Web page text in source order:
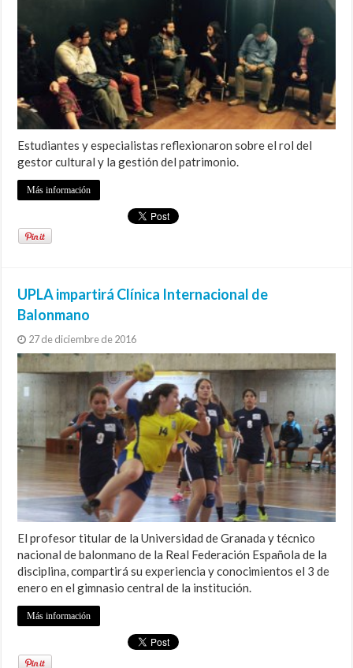
Estudiantes y especialistas reflexionaron sobre el rol del
gestor cultural y la gestión del patrimonio.
Más información
UPLA impartirá Clínica Internacional de
Balonmano
27 de diciembre de 2016
El profesor titular de la Universidad de Granada y técnico
nacional de balonmano de la Real Federación Española de la
disciplina, compartirá su experiencia y conocimientos el 3 de
enero en el gimnasio central de la institución.
Más información